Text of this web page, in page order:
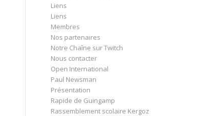
Liens
Liens
Membres
Nos partenaires
Notre Chaîne sur Twitch
Nous contacter
Open International
Paul Newsman
Présentation
Rapide de Guingamp
Rassemblement scolaire Kergoz